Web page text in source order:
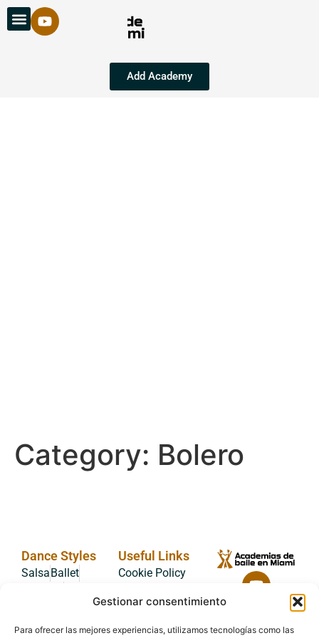
Gestionar consentimiento
Para ofrecer las mejores experiencias, utilizamos tecnologías como las
Add Academy
Category: Bolero
Dance Styles
SalsaBallet
Hip Hop
Jazz
Useful Links
Cookie Policy
Statement
Legal